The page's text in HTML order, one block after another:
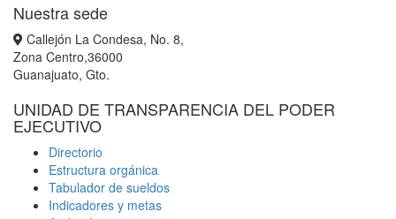
Nuestra sede
Callejón La Condesa, No. 8,
Zona Centro,36000
Guanajuato, Gto.
UNIDAD DE TRANSPARENCIA DEL PODER
EJECUTIVO
Directorio
Estructura orgánica
Tabulador de sueldos
Indicadores y metas